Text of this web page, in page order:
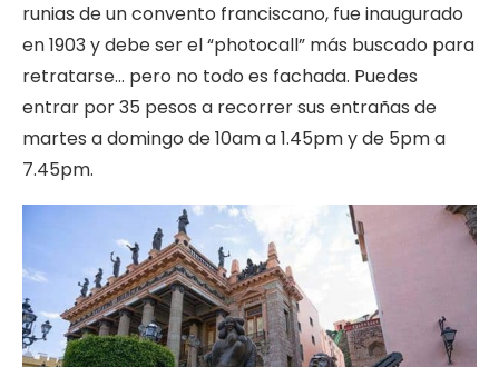
runias de un convento franciscano, fue inaugurado
en 1903 y debe ser el “photocall” más buscado para
retratarse… pero no todo es fachada. Puedes
entrar por 35 pesos a recorrer sus entrañas de
martes a domingo de 10am a 1.45pm y de 5pm a
7.45pm.